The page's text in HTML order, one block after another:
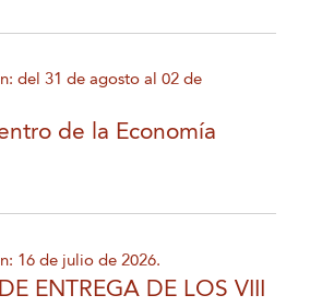
del 31 de agosto al 02 de
de la Economía
16 de julio de 2026.
ENTREGA DE LOS VIII